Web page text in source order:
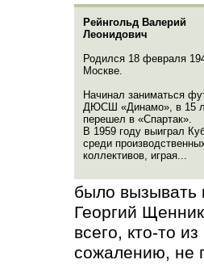
Рейнгольд Валерий
Леонидович
Родился 18 февраля
Москве.
Начинал заниматься
ДЮСШ «Динамо», в 15
перешел в «Спартак».
В 1959 году выиграл
среди
коллективов, играя...
было вызывать
Георгий
всего, кто-то
сожалению, не